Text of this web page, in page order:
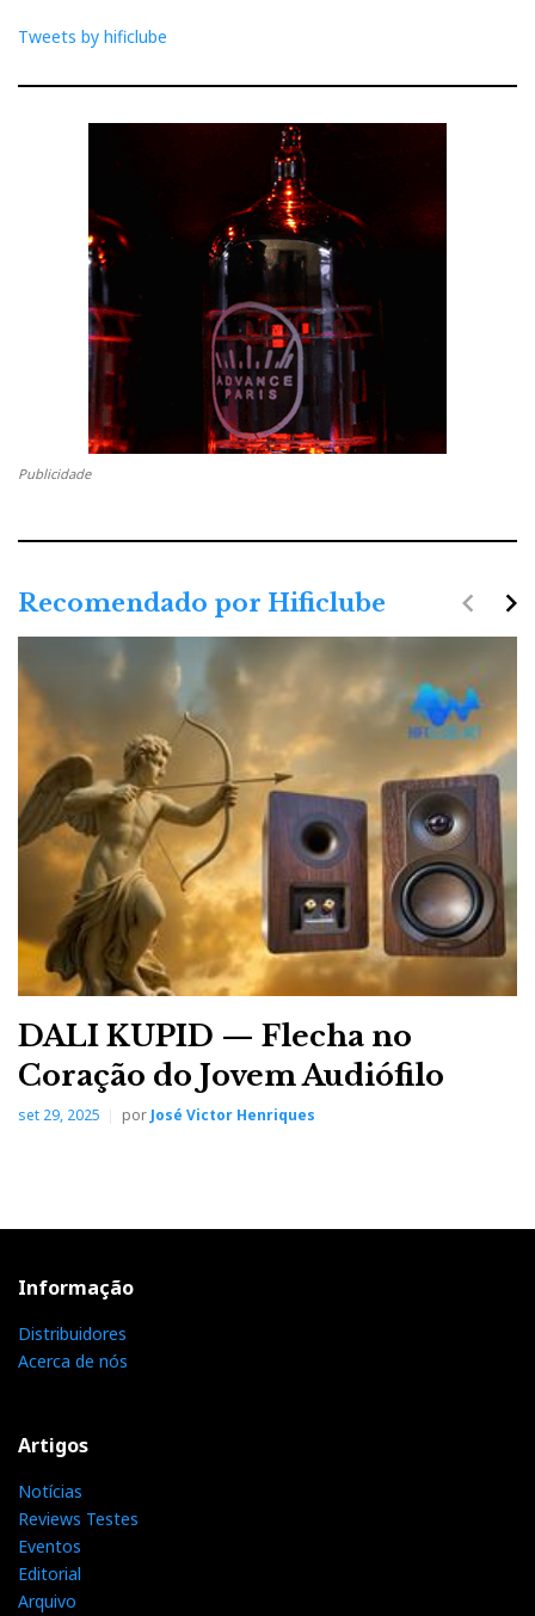
Tweets by hificlube
Publicidade
Recomendado por Hificlube
DALI KUPID — Flecha no
Coração do Jovem Audiófilo
set 29, 2025 por José Victor Henriques
navigate_next
navigate_before
Informação
Distribuidores
Acerca de nós
Artigos
Notícias
Reviews Testes
Eventos
Editorial
Arquivo